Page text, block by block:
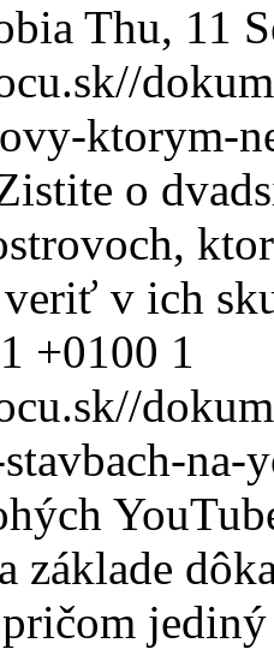
Thu, 11
ktorym-
o
v ich
+0100 1
na-
základe